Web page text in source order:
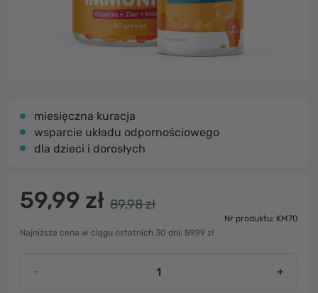
miesięczna kuracja
wsparcie układu odpornościowego
dla dzieci i dorosłych
59,99 zł 89,98 zł
Nr produktu: KM70
Najniższa cena w ciągu ostatnich 30 dni: 59,99 zł
- +